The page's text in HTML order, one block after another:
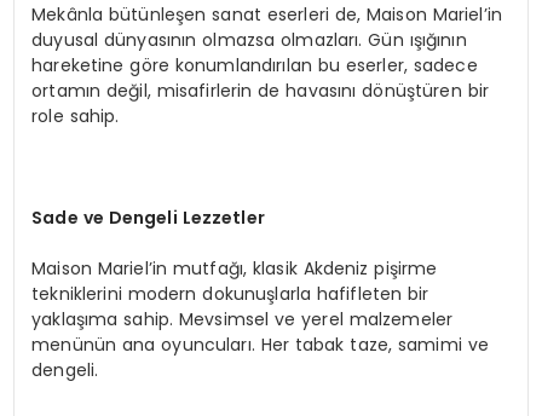
Mekânla bütünleşen sanat eserleri de, Maison Mariel’in
duyusal dünyasının olmazsa olmazları. Gün ışığının
hareketine göre konumlandırılan bu eserler, sadece
ortamın değil, misafirlerin de havasını dönüştüren bir
role sahip.
Sade ve Dengeli Lezzetler
Maison Mariel’in mutfağı, klasik Akdeniz pişirme
tekniklerini modern dokunuşlarla hafifleten bir
yaklaşıma sahip. Mevsimsel ve yerel malzemeler
menünün ana oyuncuları. Her tabak taze, samimi ve
dengeli.